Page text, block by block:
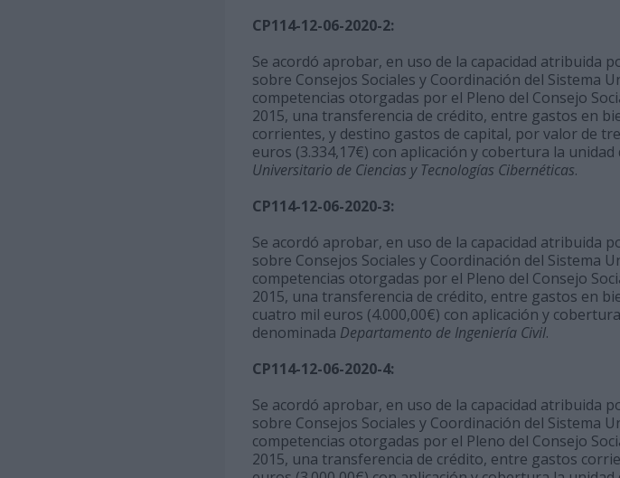
CP114-12-06-2020-2:
Se acordó aprobar, en uso de la capacidad atribuida
sobre Consejos Sociales y Coordinación del Sistema
competencias otorgadas por el Pleno del Consejo
2015, una transferencia de crédito, entre gastos en
corrientes, y destino gastos de capital, por valor de
euros (3.334,17€) con aplicación y cobertura la
Universitario de Ciencias y Tecnologías Cibernéticas.
CP114-12-06-2020-3:
Se acordó aprobar, en uso de la capacidad atribuida
sobre Consejos Sociales y Coordinación del Sistema
competencias otorgadas por el Pleno del Consejo
2015, una transferencia de crédito, entre gastos en
cuatro mil euros (4.000,00€) con aplicación y
denominada Departamento de Ingeniería Civil.
CP114-12-06-2020-4:
Se acordó aprobar, en uso de la capacidad atribuida
sobre Consejos Sociales y Coordinación del Sistema
competencias otorgadas por el Pleno del Consejo
2015, una transferencia de crédito, entre gastos